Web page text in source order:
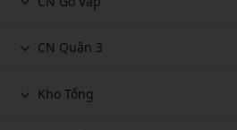
CN Quận 3
Kho Tổng